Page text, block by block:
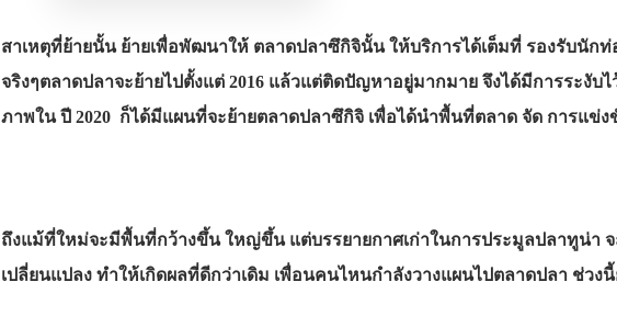
สาเหตุที่ย้ายนั้น ย้ายเพื่อพัฒนาให้ ตลาดปลาซึกิจินั้น ให้บริการได้เต็มที่ รองรับนัก
จริงๆตลาดปลาจะย้ายไปตั้งแต่ 2016 แล้วแต่ติดปัญหาอยู่มากมาย จึงได้มีการระงับ
ภาพใน ปี 2020 ก็ได้มีแผนที่จะย้ายตลาดปลาซึกิจิ เพื่อได้นำพื้นที่ตลาด จัด การแข่
ถึงแม้ที่ใหม่จะมีพื้นที่กว้างขึ้น ใหญ่ขึ้น แต่บรรยายกาศเก่าในการประมูลปลาทูน่า
เปลี่ยนแปลง ทำให้เกิดผลที่ดีกว่าเดิม เพื่อนคนไหนกำลังวางแผนไปตลาดปลา ช่วง